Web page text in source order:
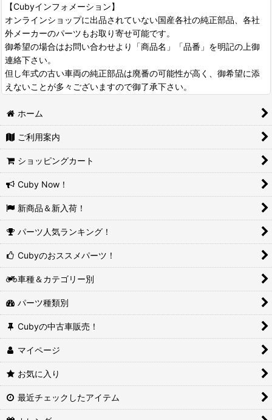
【Cubyインフォメーション】
オンラインショップに出品されていない国産各社の純正部品、各社
外メーカーのパーツもお取り寄せ可能です。
御希望の場合はお問い合わせより「商品名」「品番」を明記の上御
連絡下さい。
但し年式の古い車両の純正部品は廃番の可能性が高く、御希望に添
えないことが多々ございますので御了承下さい。
ホーム
ご利用案内
ショッピングカート
Cuby Now！
新商品＆新入荷！
パーツ人気ランキング！
Cubyのおススメパーツ！
車種＆カテゴリー別
パーツ種類別
Cubyの中古車販売！
マイページ
お気に入り
最近チェックしたアイテム